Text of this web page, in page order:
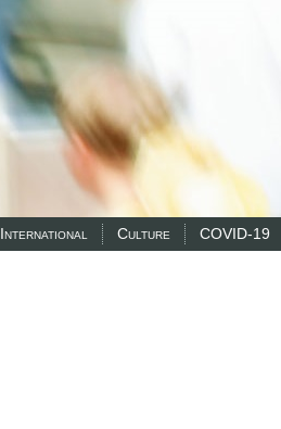
International Culture COVID-19